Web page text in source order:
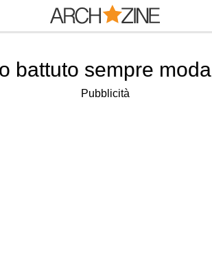
battuto sempre moda
Pubblicità